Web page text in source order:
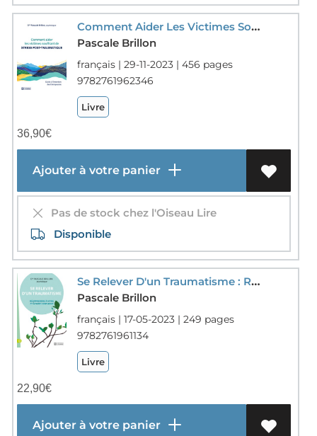
Comment Aider Les Victimes Souffrant De Stress Post-traumatique : Guide A L'intention Des Therapeutes
Pascale Brillon
français | 29-11-2023 | 456 pages
9782761962346
Livre
36,90€
Ajouter à votre panier
Pas de stock chez l'Oiseau Lire
Disponible
Se Relever D'un Traumatisme : Reapprendre A Vivre Et A Faire Confiance
Pascale Brillon
français | 17-05-2023 | 249 pages
9782761961134
Livre
22,90€
Ajouter à votre panier